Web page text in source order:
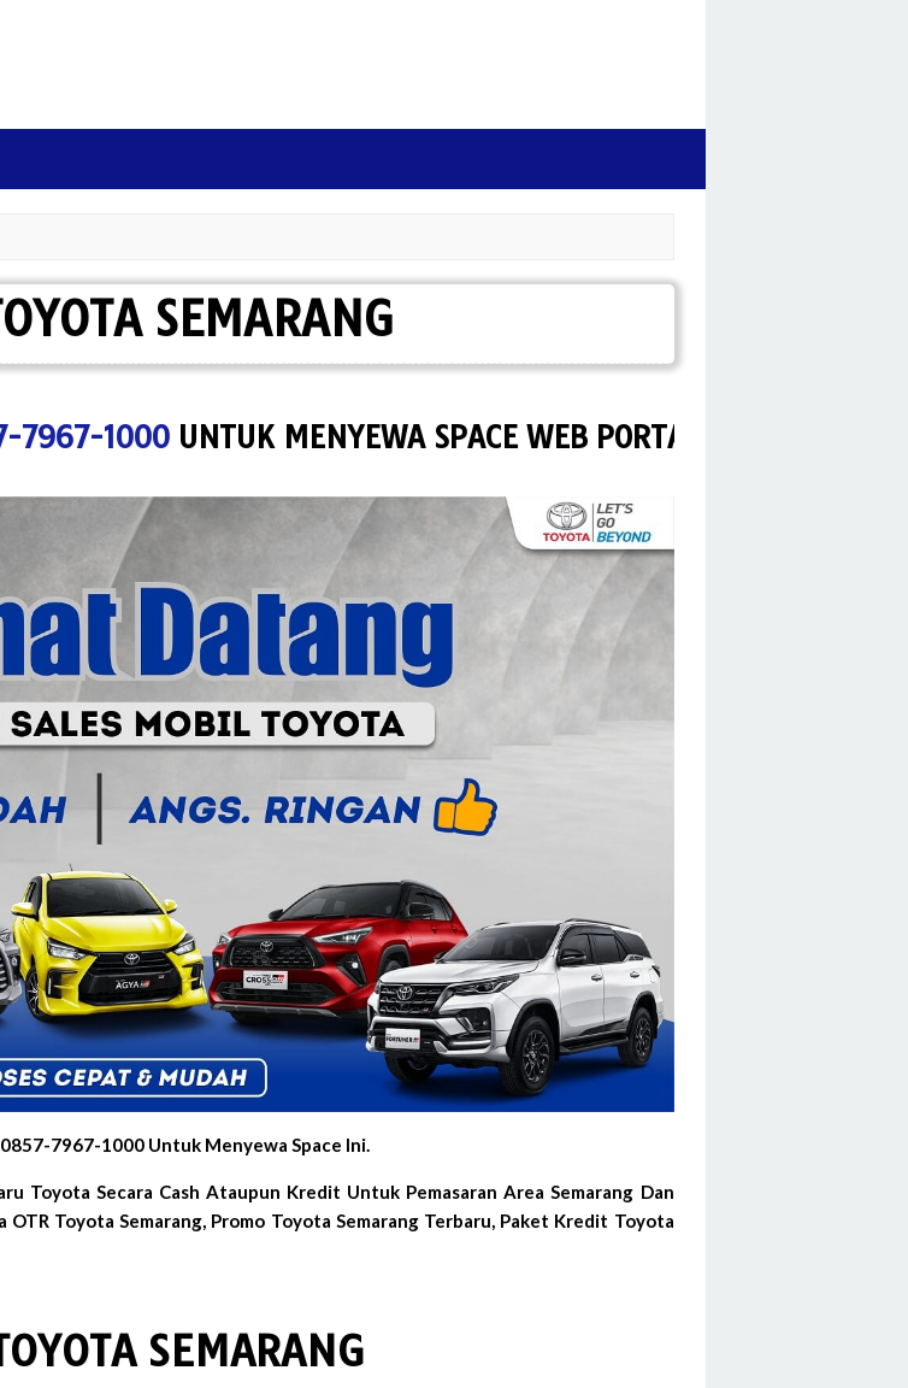
SEMARANG
1000UNTUK MENYEWA SPACE WEB PORTAL TOYOTA SEMARANG.
7967-1000 Untuk Menyewa Space Ini.
Toyota Secara Cash Ataupun Kredit Untuk Pemasaran Area Semarang Dan
Toyota Semarang, Promo Toyota Semarang Terbaru, Paket Kredit Toyota
SEMARANG